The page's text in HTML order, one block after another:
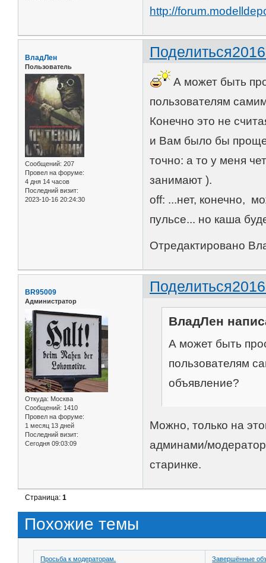
http://
Поделиться
ВладЛен
Пользователь
Сообщений: 207
Провел на форуме:
4 дня 14 часов
Последний визит:
2023-10-16 20:24:30
А может быть
пользователям
Конечно это не
и Вам было бы проще
точно: а то у меня
занимают ).
off: ...нет, конечно,
пульсе... но каша
Отредактировано
Поделиться
BR95009
Администратор
Откуда: Москва
Сообщений: 1410
Провел на форуме:
1 месяц 13 дней
Последний визит:
Сегодня 09:03:09
ВладЛен
А может быть
пользователям
объявление?
Можно, только на
админами/
старинке.
Страница:1
Похожие темы
Просьба к модераторам. Завершённые